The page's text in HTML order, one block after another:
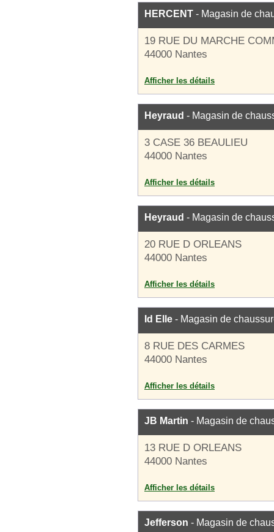
HERCENT - Magasin de
19 RUE DU MARCHE
44000 Nantes
Afficher les détails
Heyraud - Magasin de
3 CASE 36 BEAULIEU
44000 Nantes
Afficher les détails
Heyraud - Magasin de
20 RUE D ORLEANS
44000 Nantes
Afficher les détails
Id Elle - Magasin de
8 RUE DES CARMES
44000 Nantes
Afficher les détails
JB Martin - Magasin de
13 RUE D ORLEANS
44000 Nantes
Afficher les détails
Jefferson - Magasin de